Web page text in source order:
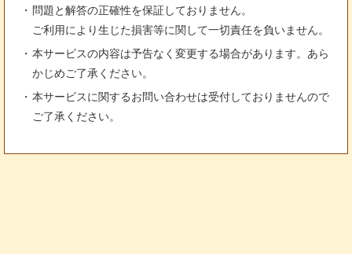
問題と解答の正確性を保証しておりません。
ご利用により生じた損害等に関して一切責任を負いません。
本サービスの内容は予告なく変更する場合があります。あら
かじめご了承ください。
本サービスに関するお問い合わせは受付しておりませんので
ご了承ください。